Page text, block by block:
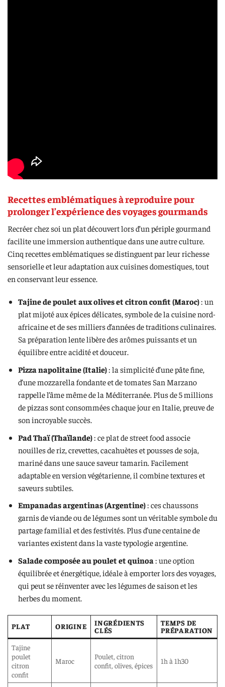
Recettes emblématiques à reproduire pour
prolonger l’expérience des voyages gourmands
Recréer chez soi un plat découvert lors d’un périple gourmand
facilite une immersion authentique dans une autre culture.
Cinq recettes emblématiques se distinguent par leur richesse
sensorielle et leur adaptation aux cuisines domestiques, tout
en conservant leur essence.
Tajine de poulet aux olives et citron confit (Maroc): un
plat mijoté aux épices délicates, symbole de la cuisine nord-
africaine et de ses milliers d’années de traditions culinaires.
Sa préparation lente libère des arômes puissants et un
équilibre entre acidité et douceur.
Pizza napolitaine (Italie): la simplicité d’une pâte fine,
d’une mozzarella fondante et de tomates San Marzano
rappelle l’âme même de la Méditerranée. Plus de 5 millions
de pizzas sont consommées chaque jour en Italie, preuve de
son incroyable succès.
Pad Thaï (Thaïlande): ce plat de street food associe
nouilles de riz, crevettes, cacahuètes et pousses de soja,
mariné dans une sauce saveur tamarin. Facilement
adaptable en version végétarienne, il combine textures et
saveurs subtiles.
Empanadas argentinas (Argentine): ces chaussons
garnis de viande ou de légumes sont un véritable symbole du
partage familial et des festivités. Plus d’une centaine de
variantes existent dans la vaste typologie argentine.
Salade composée au poulet et quinoa : une option
équilibrée et énergétique, idéale à emporter lors des voyages,
qui peut se réinventer avec les légumes de saison et les
herbes du moment.
PLAT ORIGINE
INGRÉDIENTS
CLÉS
TEMPS DE
PRÉPARATION
Tajine
poulet
citron
confit
Maroc
Poulet, citron
confit, olives, épices
1h à 1h30